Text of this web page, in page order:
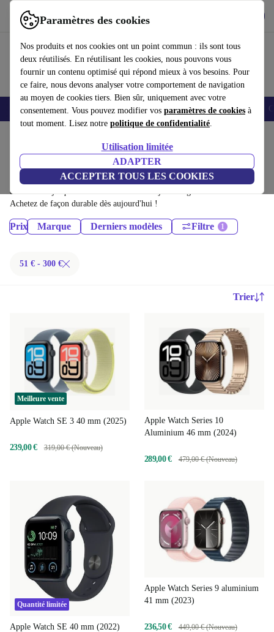
Paramètres des cookies
Nos produits et nos cookies ont un point commun : ils sont tous
deux réutilisés. En réutilisant les cookies, nous pouvons vous
fournir un contenu optimisé qui répond mieux à vos besoins. Pour
ce faire, nous devons analyser votre comportement de navigation
au moyen de cookies tiers. Bien sûr, uniquement avec votre
consentement. Vous pouvez modifier vos paramètres de cookies à
tout moment. Lisez notre politique de confidentialité.
Utilisation limitée
ADAPTER
ACCEPTER TOUS LES COOKIES
Utilisez refurbed rapidement et facilement
Smartphones Laptops Tablettes Montres connectées Accessoires
Montres connectées:
Montres connectées certifiés reconditionnés à moins de 300€ –
économisez jusqu'à 40 %. Retours sous 30 jours et garantie de 12 mois.
Achetez de façon durable dès aujourd'hui !
Prix Marque Derniers modèles Filtre
51 € - 300 €
Trier
Meilleure vente
Apple Watch SE 3 40 mm (2025)
239,00 € 319,00 € (Nouveau)
Apple Watch Series 10
Aluminium 46 mm (2024)
289,00 € 479,00 € (Nouveau)
Quantité limitée
Apple Watch SE 40 mm (2022)
Apple Watch Series 9 aluminium
41 mm (2023)
236,50 € 449,00 € (Nouveau)